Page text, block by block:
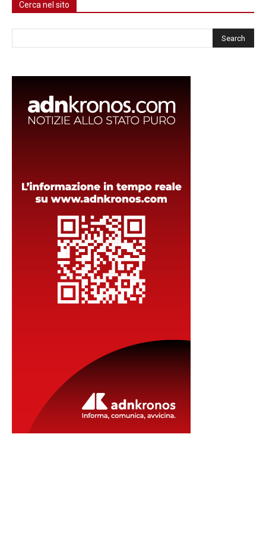
Cerca nel sito